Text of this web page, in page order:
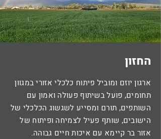
החזון
ארגון יוזם ומוביל פיתוח כלכלי אזורי במגוון
תחומים, פועל בשיתוף פעולה ואמון עם
השותפים, תורם ומסייע לשגשוג הכלכלי של
הישובים, שותף פעיל לצמיחה ופיתוח של
אזור בר קיימא עם איכות חיים גבוהה.